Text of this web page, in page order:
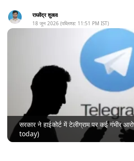
राघवेंद्र शुक्ला
18 जून 2026 (पब्लिश्ड: 11:51 PM IST)
सरकार ने हाईकोर्ट में टेलीग्राम पर कई गंभीर
today)